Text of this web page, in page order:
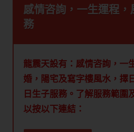
感情咨詢，一生運程
務
龍震天設有：感情咨詢，一
婚，陽宅及寫字樓風水，擇
日生子服務。了解服務範圍
以按以下連結：